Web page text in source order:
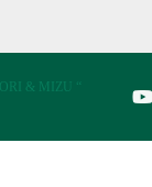
& MIZU “